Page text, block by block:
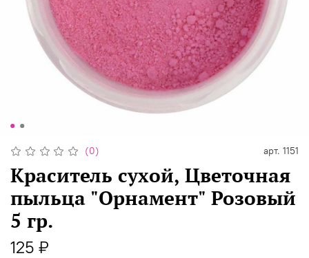
(0) арт. 1151
Краситель сухой, Цветочная
пыльца "Орнамент" Розовый
5 гр.
125 ₽